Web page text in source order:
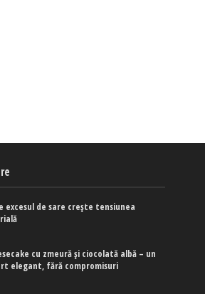
excesul de sare crește tensiunea
cu zmeură și ciocolată albă – un
elegant, fără compromisuri